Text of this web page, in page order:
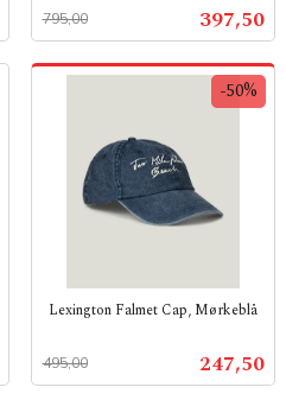
Tilbud
397,50
795,00
mva.
Lexington Falmet Cap, Mørkeblå
Tilbud
247,50
495,00
-50%